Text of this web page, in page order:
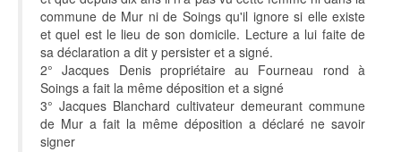
commune de Mur ni de Soings qu'il ignore si elle existe
et quel est le lieu de son domicile. Lecture a lui faite de
sa déclaration a dit y persister et a signé.
2° Jacques Denis propriétaire au Fourneau rond à
Soings a fait la même déposition et a signé
3° Jacques Blanchard cultivateur demeurant commune
de Mur a fait la même déposition a déclaré ne savoir
signer